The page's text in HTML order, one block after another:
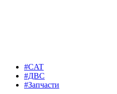
#CAT
#ДВС
#Запчасти